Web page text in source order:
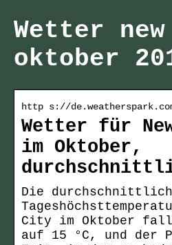
Wetter
oktober
http s://
Wetter für
im Oktober,
Die
City im Oktober
auf 15 °C, und der